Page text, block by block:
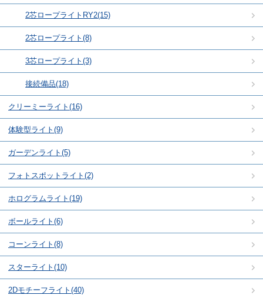
2芯ロープライトRY2(15)
2芯ロープライト(8)
3芯ロープライト(3)
接続備品(18)
クリーミーライト(16)
体験型ライト(9)
ガーデンライト(5)
フォトスポットライト(2)
ホログラムライト(19)
ボールライト(6)
コーンライト(8)
スターライト(10)
2Dモチーフライト(40)